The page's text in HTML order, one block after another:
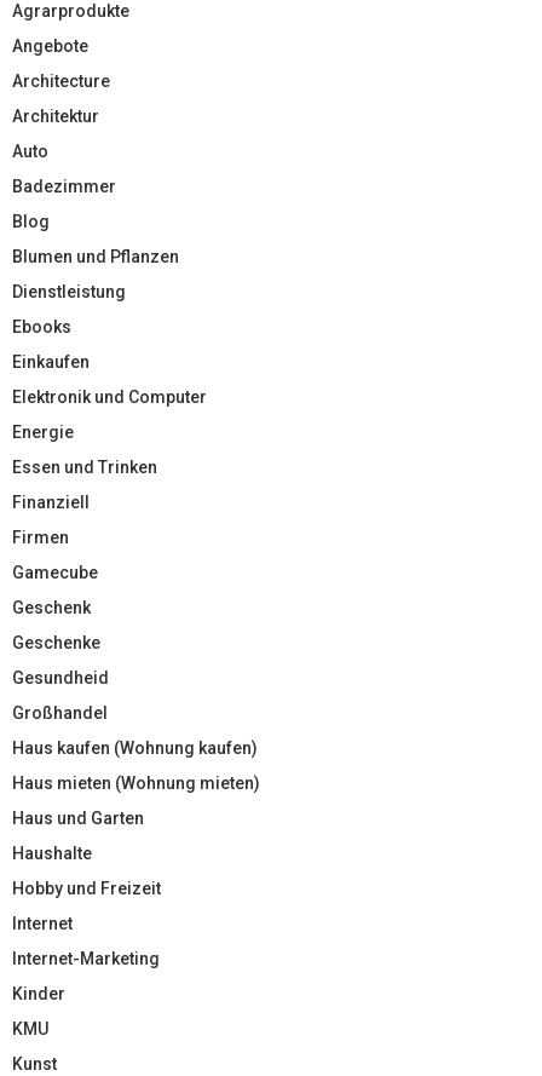
Agrarprodukte
Angebote
Architecture
Architektur
Auto
Badezimmer
Blog
Blumen und Pflanzen
Dienstleistung
Ebooks
Einkaufen
Elektronik und Computer
Energie
Essen und Trinken
Finanziell
Firmen
Gamecube
Geschenk
Geschenke
Gesundheid
Großhandel
Haus kaufen (Wohnung kaufen)
Haus mieten (Wohnung mieten)
Haus und Garten
Haushalte
Hobby und Freizeit
Internet
Internet-Marketing
Kinder
KMU
Kunst